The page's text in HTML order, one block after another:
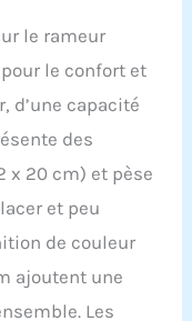
】Le
de
système de
de
un
JR40 est
un
140 kg.
de
longue
d'un bouton
le rameur
pour le confort et
d’une capacité
des
x 20 cm) et pèse
et peu
de couleur
ajoutent une
Les